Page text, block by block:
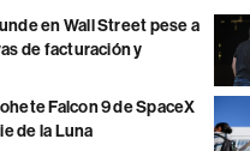
en Wall Street pese a
de facturación y
Falcon 9 de SpaceX
de la Luna